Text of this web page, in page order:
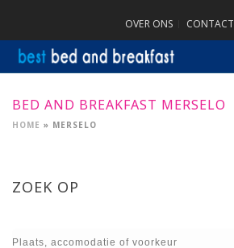
OVER ONS CONTACT
BED AND BREAKFAST MERSELO
HOME » MERSELO
ZOEK OP